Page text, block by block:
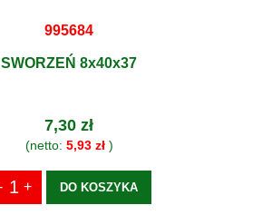
995684
SWORZEŃ 8x40x37
7,30 zł
(netto: 5,93 zł)
DO KOSZYKA